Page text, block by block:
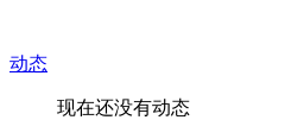
动态
现在还没有动态